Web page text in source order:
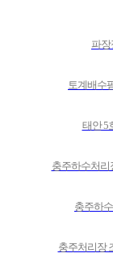
파장
토계배수
태안 5
충주하수처리
충주하
충주처리장